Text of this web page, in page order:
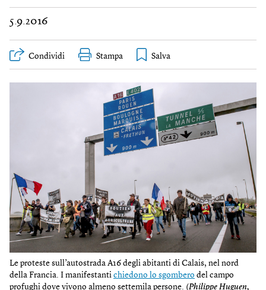
5.9.2016
Condividi Stampa
Le proteste sull’autostrada A16 degli abitanti di Calais, nel nord
della Francia. I manifestanti chiedono lo sgombero del campo
profughi dove vivono almeno settemila persone. (Philippe Huguen,